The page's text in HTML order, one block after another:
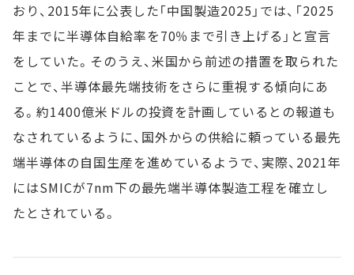
おり、2015年に公表した「中国製造2025」では、「2025
年までに半導体自給率を70％まで引き上げる」と宣言
をしていた。そのうえ、米国から前述の措置を取られた
ことで、半導体最先端技術をさらに重視する傾向にあ
る。約1400億米ドルの投資を計画しているとの報道も
なされているように、国外からの供給に頼っている最先
端半導体の自国生産を進めているようで、実際、2021年
にはSMICが7nm下の最先端半導体製造工程を確立し
たとされている。